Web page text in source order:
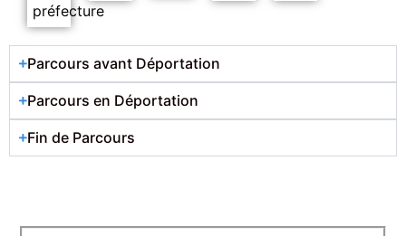
préfecture
Parcours avant Déportation
Parcours en Déportation
Fin de Parcours